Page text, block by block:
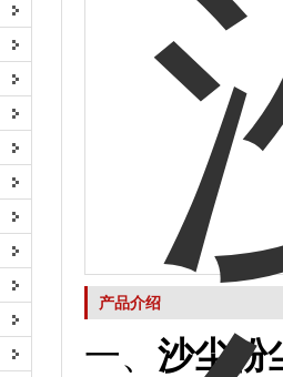
产品介绍
一、 沙尘粉